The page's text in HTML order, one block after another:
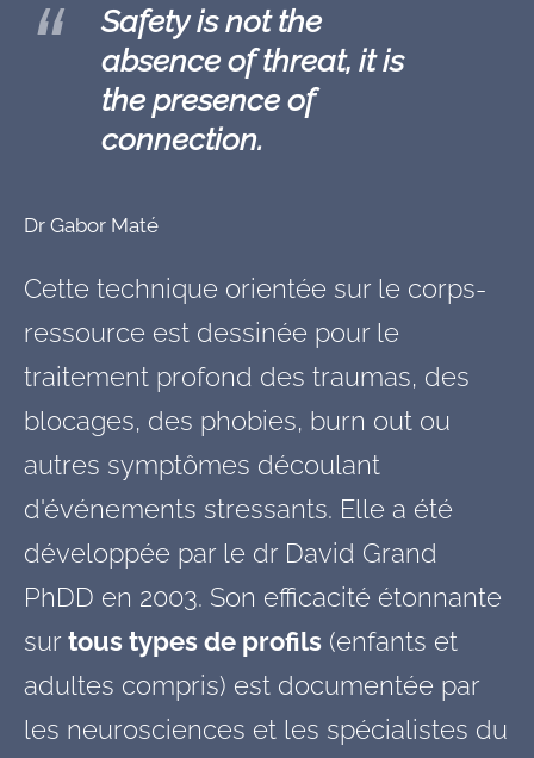
Safety is not the
absence of threat, it is
the presence of
connection.
Dr Gabor Maté
Cette technique orientée sur le corps-
ressource est dessinée pour le
traitement profond des traumas, des
blocages, des phobies, burn out ou
autres symptômes découlant
d'événements stressants. Elle a été
développée par le dr David Grand
PhDD en 2003. Son efficacité étonnante
sur tous types de profils (enfants et
adultes compris) est documentée par
les neurosciences et les spécialistes du